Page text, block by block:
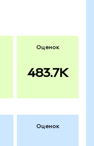
Оценок
483.7K
Оценок